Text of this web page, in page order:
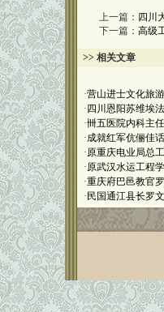
上一篇： 四川
下一篇： 高级
>> 相关文章
·营山进士文化旅
· 四川恩阳苏维埃
·卌五医院内科主
·成就红军伉俪佳
·原重庆电业局总
·原武汉水运工程
·重庆府巴邑教官
· 民国通江县长罗